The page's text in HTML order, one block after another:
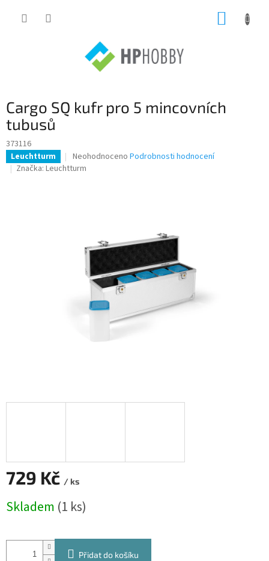
Cargo SQ kufr pro 5 mincovních
tubusů
373116
Leuchtturm
Průměrné
hodnocení
Neohodnoceno Podrobnosti hodnocení
Značka: Leuchtturm
729 Kč / ks
cena:
Skladem (1 ks)
Přidat do košíku